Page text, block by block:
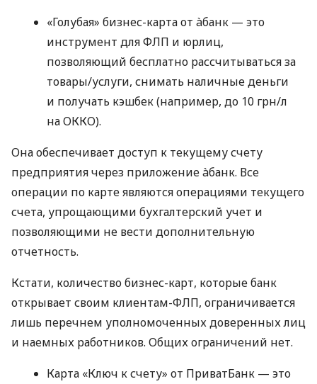
«Голубая» бизнес-карта от àбанк — это
инструмент для ФЛП и юрлиц,
позволяющий бесплатно рассчитываться за
товары/услуги, снимать наличные деньги
и получать кэшбек (например, до 10 грн/л
на ОККО).
Она обеспечивает доступ к текущему счету
предприятия через приложение àбанк. Все
операции по карте являются операциями текущего
счета, упрощающими бухгалтерский учет и
позволяющими не вести дополнительную
отчетность.
Кстати, количество бизнес-карт, которые банк
открывает своим клиентам-ФЛП, ограничивается
лишь перечнем уполномоченных доверенных лиц
и наемных работников. Общих ограничений нет.
Карта «Ключ к счету» от ПриватБанк — это